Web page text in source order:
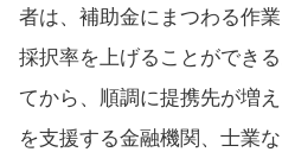
者は、補助金にまつわる作
採択率を上げることができ
てから、順調に提携先が増
を支援する金融機関、士業